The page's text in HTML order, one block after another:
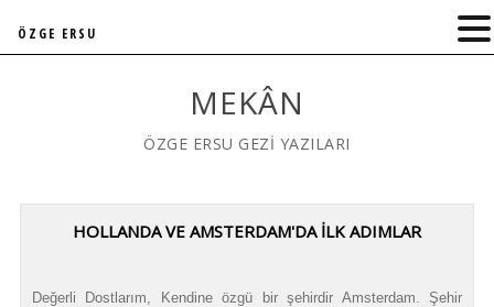
MEKÂN
ÖZGE ERSU GEZİ YAZILARI
HOLLANDA VE AMSTERDAM'DA İLK ADIMLAR
Değerli Dostlarım, Kendine özgü bir şehirdir Amsterdam. Şehir
ÖZGE ERSU